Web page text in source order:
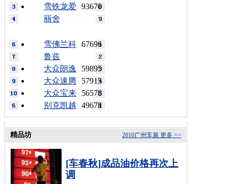
93670
雪铁龙爱
丽舍
67696
雪佛兰科
鲁兹
59895
大众朗逸
57915
大众速腾
56578
大众宝来
49678
别克凯越
更多 >>
2010广州车展
精品坊
[车春秋]成品油价格再次上
调